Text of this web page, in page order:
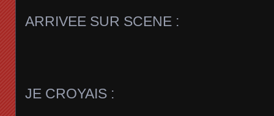
ARRIVEE SUR SCENE :
JE CROYAIS :